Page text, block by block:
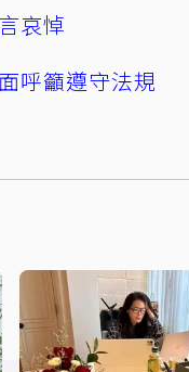
哀悼
呼籲遵守法規